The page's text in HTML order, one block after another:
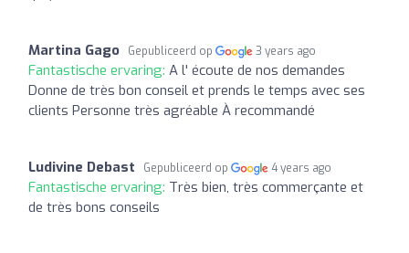
Martina Gago Gepubliceerd op 3 years ago
Fantastische ervaring: A l' écoute de nos demandes
Donne de très bon conseil et prends le temps avec ses
clients Personne très agréable À recommandé
Ludivine Debast Gepubliceerd op 4 years ago
Fantastische ervaring: Très bien, très commerçante et
de très bons conseils